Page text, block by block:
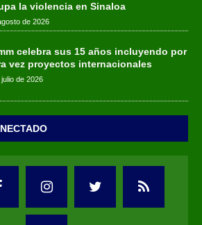
la violencia en Sinaloa
de 2026
celebra sus 15 años incluyendo por
vez proyectos internacionales
de 2026